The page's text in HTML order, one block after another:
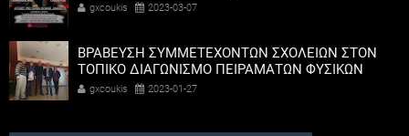
gxcoukis 2023-03-07
ΒΡΑΒΕΥΣΗ ΣΥΜΜΕΤΕΧΟΝΤΩΝ ΣΧΟΛΕΙΩΝ ΣΤΟΝ
ΤΟΠΙΚΟ ΔΙΑΓΩΝΙΣΜΟ ΠΕΙΡΑΜΑΤΩΝ ΦΥΣΙΚΩΝ
ΕΠΙΣΤΗΜΩΝ
gxcoukis 2023-01-27